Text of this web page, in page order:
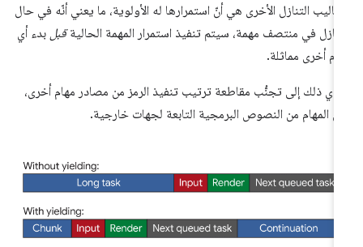
التنازل الأخرى هي أنّ استمرارها له الأولوية، ما يعني أنّه في حال
في منتصف مهمة، سيتم تنفيذ استمرار المهمة الحاليةقبلبدء أي
أخرى مماثلة.
ذلك إلى تجنُّب مقاطعة ترتيب تنفيذ الرمز من مصادر مهام أخرى،
المهام من النصوص البرمجية التابعة لجهات خارجية.